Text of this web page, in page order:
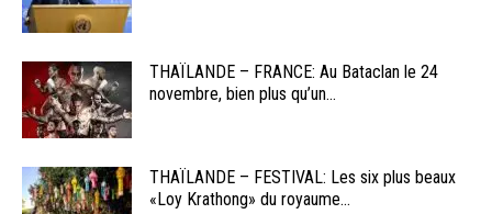
THAÏLANDE – FRANCE: Au Bataclan le 24
novembre, bien plus qu’un...
THAÏLANDE – FESTIVAL: Les six plus beaux
«Loy Krathong» du royaume...